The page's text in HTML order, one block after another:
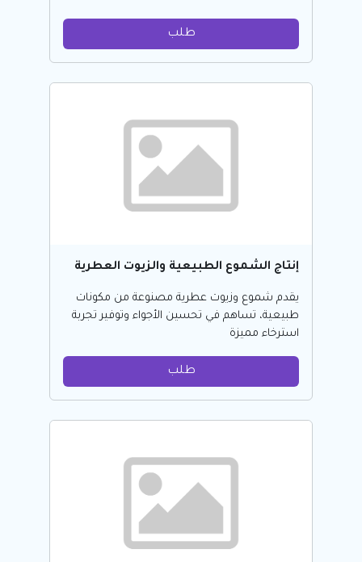
طلب
إنتاج الشموع الطبيعية والزيوت العطرية
يقدم شموع وزيوت عطرية مصنوعة من مكونات
طبيعية، تساهم في تحسين الأجواء وتوفير تجربة
استرخاء مميزة
طلب